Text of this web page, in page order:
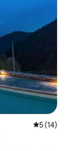
5 av 5 i
5 (14)